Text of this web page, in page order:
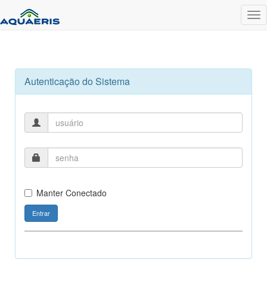
Autenticação do Sistema
Manter Conectado